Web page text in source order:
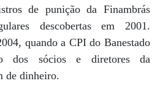
de punição da Finambrás
descobertas em 2001.
quando a CPI do Banestado
dos sócios e diretores da
de dinheiro.